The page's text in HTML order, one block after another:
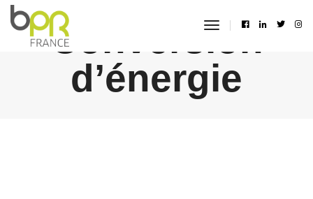
toggle
Conversion
d’énergie